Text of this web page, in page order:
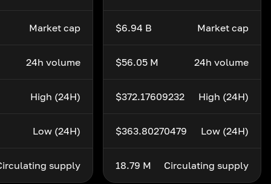
Market cap
$6.94 B
24h volume
$56.05 M
High (24H)
$372.17609232
Low (24H)
$363.80270479
Circulating supply
18.79 M
Market cap
24h volume
High (24H)
Low (24H)
supply